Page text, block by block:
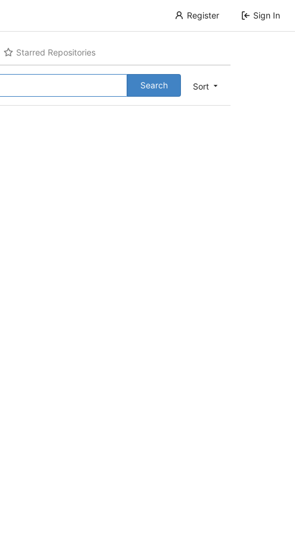
Register Sign In
Starred Repositories
Sort
Search